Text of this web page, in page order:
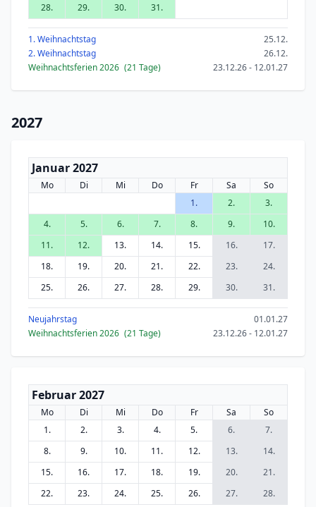
28.
29. 30. 31.
1. Weihnachtstag
25.12.
2. Weihnachtstag
26.12.
Weihnachtsferien 2026 (21 Tage) 23.12.26 - 12.01.27
2027
Januar 2027
Mo Di Mi Do Fr Sa
So
1.
2.
3.
4.
5. 6. 7. 8. 9.
10.
11.
12. 13. 14. 15. 16.
17.
18.
19. 20. 21. 22. 23.
24.
25.
26. 27. 28. 29. 30. 31.
Neujahrstag
01.01.27
Weihnachtsferien 2026 (21 Tage) 23.12.26 - 12.01.27
Februar 2027
Mo Di Mi Do Fr Sa
So
1.
2. 3. 4. 5. 6.
7.
8.
9. 10. 11. 12. 13.
14.
15.
16. 17. 18. 19. 20.
21.
22.
23. 24. 25. 26. 27. 28.